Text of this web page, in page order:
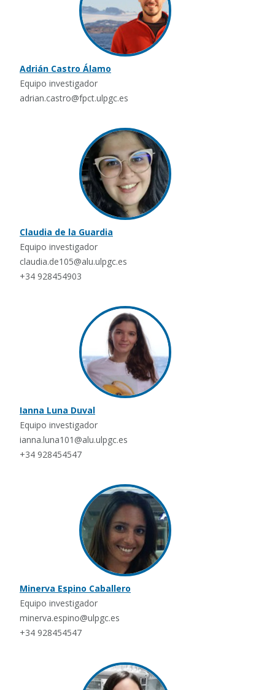
Adrián Castro Álamo
Equipo investigador
adrian.castro@fpct.ulpgc.es
Claudia de la Guardia
Equipo investigador
claudia.de105@alu.ulpgc.es
+34 928454903
Ianna Luna Duval
Equipo investigador
ianna.luna101@alu.ulpgc.es
+34 928454547
Minerva Espino Caballero
Equipo investigador
minerva.espino@ulpgc.es
+34 928454547